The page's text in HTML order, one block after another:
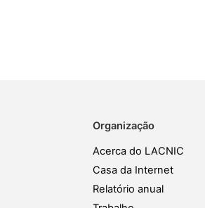
Organização
Acerca do LACNIC
Casa da Internet
Relatório anual